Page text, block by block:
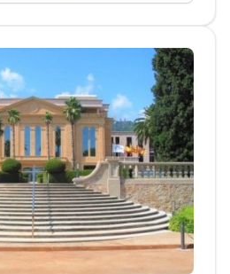
يونيفرسيداد فيدرال